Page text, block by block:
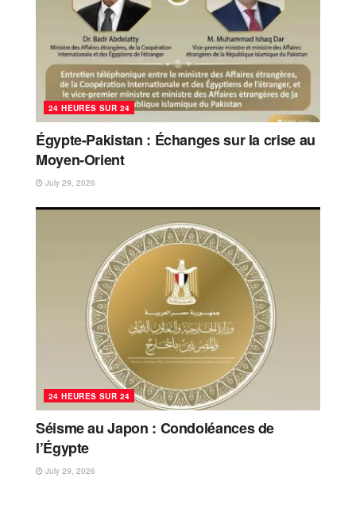
24 HEURES SUR 24
Égypte-Pakistan : Échanges sur la crise au
Moyen-Orient
July 29, 2026
24 HEURES SUR 24
Séisme au Japon : Condoléances de
l’Égypte
July 29, 2026